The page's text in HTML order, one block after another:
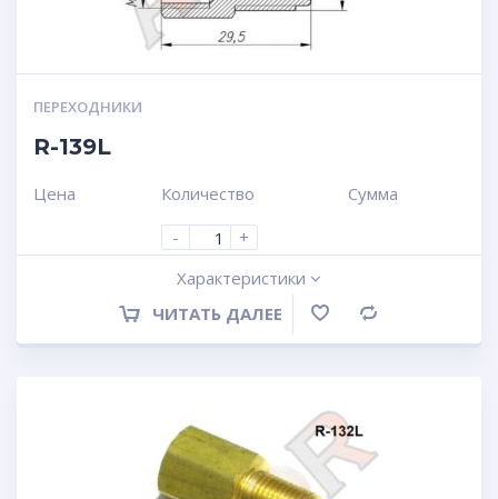
ПЕРЕХОДНИКИ
R-139L
Цена
Количество
-
+
Сумма
Характеристики
ЧИТАТЬ ДАЛЕЕ